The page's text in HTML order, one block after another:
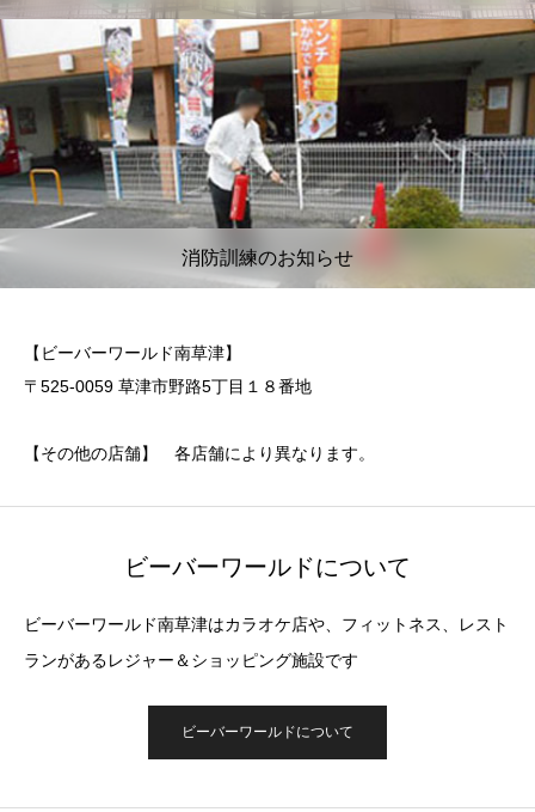
消防訓練のお知らせ
【ビーバーワールド南草津】
〒525-0059 草津市野路5丁目１８番地
【その他の店舗】 各店舗により異なります。
ビーバーワールドについて
ビーバーワールド南草津はカラオケ店や、フィットネス、レスト
ランがあるレジャー＆ショッピング施設です
ビーバーワールドについて